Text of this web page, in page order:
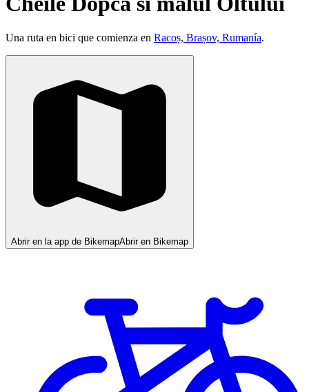
Una ruta en bici que comienza en Racoș, Brașov, Rumanía.
Abrir en la app de BikemapAbrir en Bikemap